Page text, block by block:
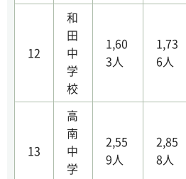
12
和
田
中
学
校
1,60
3人
1,73
6人
13
高
南
中
学
2,55
9人
2,85
8人